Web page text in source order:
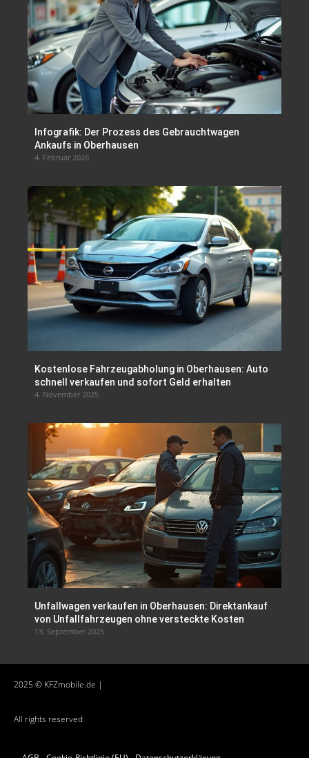
Infografik: Der Prozess des Gebrauchtwagen
Ankaufs in Oberhausen
4. Februar 2026
Kostenlose Fahrzeugabholung in Oberhausen: Auto
schnell verkaufen und sofort Geld erhalten
4. November 2025
Unfallwagen verkaufen in Oberhausen: Direktankauf
von Unfallfahrzeugen ohne versteckte Kosten
13. September 2025
2025 © KFZmobile.de |
All rights reserved